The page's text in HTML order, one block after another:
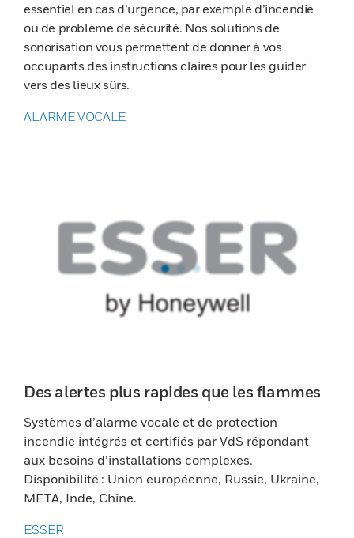
essentiel en cas d’urgence, par exemple d’incendie
ou de problème de sécurité. Nos solutions de
sonorisation vous permettent de donner à vos
occupants des instructions claires pour les guider
vers des lieux sûrs.
ALARME VOCALE
Des alertes plus rapides que les flammes
Systèmes d’alarme vocale et de protection
incendie intégrés et certifiés par VdS répondant
aux besoins d’installations complexes.
Disponibilité : Union européenne, Russie, Ukraine,
META, Inde, Chine.
ESSER